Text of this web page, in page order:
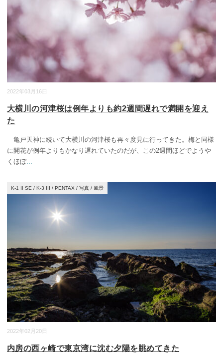
2022年03月16日
大横川の河津桜は例年よりも約2週間遅れで満開を迎え
た
亀戸天神に続いて大横川の河津桜も再々度見に行ってきた。梅と同様
に開花が例年よりもかなり遅れていたのだが、この2週間ほどでようや
くほぼ...
2022年02月20日
K-1 II SE / K-3 III / PENTAX / 写真 / 風景
内房の西ヶ崎で東京湾に沈む夕陽を眺めてきた